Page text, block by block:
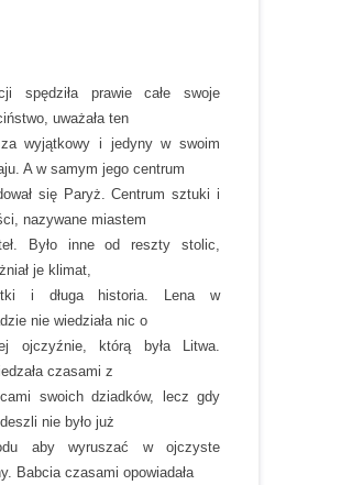
spędziła prawie całe swoje
uważała ten
wyjątkowy i jedyny w swoim
A w samym jego centrum
się Paryż. Centrum sztuki i
nazywane miastem
Było inne od reszty stolic,
je klimat,
i długa historia. Lena w
nie wiedziała nic o
ojczyźnie, którą była Litwa.
czasami z
swoich dziadków, lecz gdy
nie było już
aby wyruszać w ojczyste
Babcia czasami opowiadała